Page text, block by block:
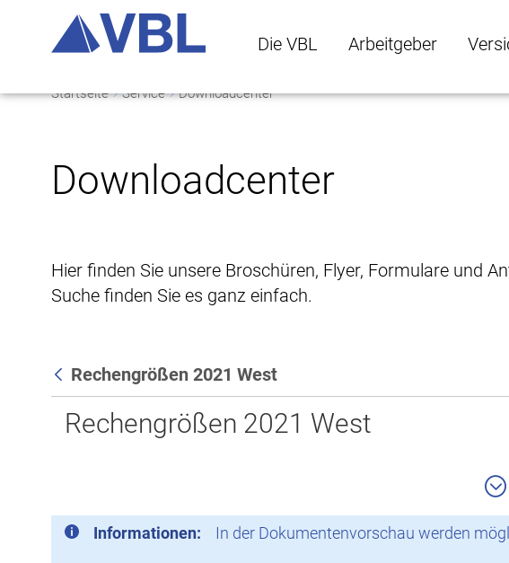
Die VBL Arbeitgeber
Startseite Service Downloadcenter
Downloadcenter
Hier finden Sie unsere Broschüren, Flyer, Formulare und
Suche finden Sie es ganz einfach.
Zurück
Rechengrößen 2021 West
Rechengrößen 2021 West
Informationen: In der Dokumentenvorschau werden